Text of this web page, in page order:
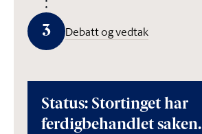
3 Debatt og vedtak
Status: Stortinget har
ferdigbehandlet saken.